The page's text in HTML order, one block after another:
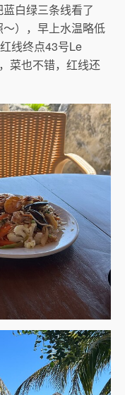
白绿三条线看了
），早上水温略低
线终点43号Le
菜也不错，红线还